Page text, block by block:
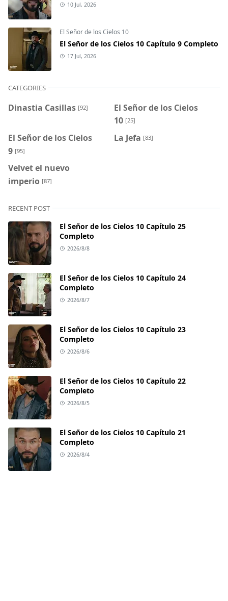
10 Jul, 2026
El Señor de los Cielos 10
El Señor de los Cielos 10 Capítulo 9 Completo
17 Jul, 2026
CATEGORIES
Dinastia Casillas [92]
El Señor de los Cielos
10 [25]
El Señor de los Cielos
9 [95]
La Jefa [83]
Velvet el nuevo
imperio [87]
RECENT POST
El Señor de los Cielos 10 Capítulo 25
Completo
2026/8/8
El Señor de los Cielos 10 Capítulo 24
Completo
2026/8/7
El Señor de los Cielos 10 Capítulo 23
Completo
2026/8/6
El Señor de los Cielos 10 Capítulo 22
Completo
2026/8/5
El Señor de los Cielos 10 Capítulo 21
Completo
2026/8/4